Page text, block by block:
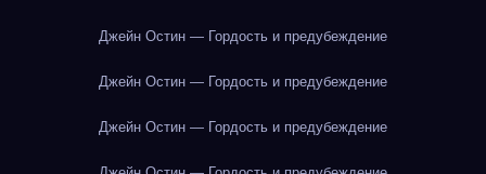
Джейн Остин — Гордость и предубеждение
Джейн Остин — Гордость и предубеждение
Джейн Остин — Гордость и предубеждение